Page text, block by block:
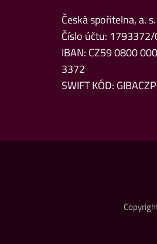
Česká spořitelna, a. s.
Číslo účtu:
IBAN: CZ59 0800
3372
SWIFT KÓD: